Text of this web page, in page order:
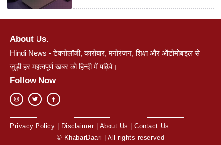
About Us.
Hindi News - टेक्नोलॉजी, कारोबार, मनोरंजन, शिक्षा और ऑटोमोबाइल से
जुड़ी हर महत्वपूर्ण खबर को हिन्दी में पढ़िये।
Follow Now
© KhabarDaari | All rights reserved
Privacy Policy Disclaimer| About Us |Contact Us